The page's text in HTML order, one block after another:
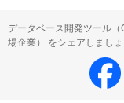
データベース開発ツール
場企業） をシェアしましょ